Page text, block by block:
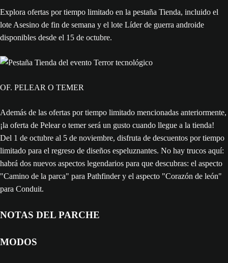
Explora ofertas por tiempo limitado en la pestaña Tienda, incluido el
lote Asesino de fin de semana y el lote Líder de guerra androide
disponibles desde el 15 de octubre.
OF. PELEAR O TEMER
Además de las ofertas por tiempo limitado mencionadas anteriormente,
¡la oferta de Pelear o temer será un gusto cuando llegue a la tienda!
Del 1 de octubre al 5 de noviembre, disfruta de descuentos por tiempo
limitado para el regreso de diseños espeluznantes. No hay trucos aquí:
habrá dos nuevos aspectos legendarios para que descubras: el aspecto
"Camino de la parca" para Pathfinder y el aspecto "Corazón de león"
para Conduit.
NOTAS DEL PARCHE
MODOS